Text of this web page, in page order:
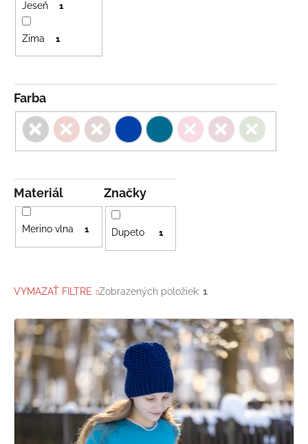
Značky
Dupeto 1
Farba
Materiál
Merino vlna 1
Jeseň 1
Zima 1
VYMAZAŤ FILTRE Zobrazených položiek: 1
V
ý
p
i
s
p